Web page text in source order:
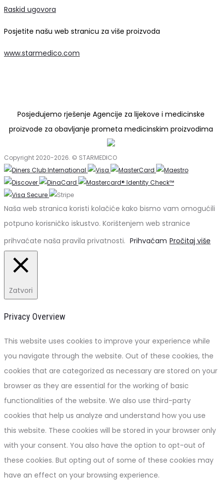
Raskid ugovora
Posjetite našu web stranicu za više proizvoda
www.starmedico.com
Posjedujemo rješenje Agencije za lijekove i medicinske
proizvode za obavljanje prometa medicinskim proizvodima
Copyright 2020-2026. © STARMEDICO
Naša web stranica koristi kolačiće kako bismo vam omogućili
potpuno korisničko iskustvo. Korištenjem web stranice
prihvaćate naša pravila privatnosti. Prihvaćam Pročitaj više
Zatvori
Privacy Overview
This website uses cookies to improve your experience while
you navigate through the website. Out of these cookies, the
cookies that are categorized as necessary are stored on your
browser as they are essential for the working of basic
functionalities of the website. We also use third-party
cookies that help us analyze and understand how you use
this website. These cookies will be stored in your browser only
with your consent. You also have the option to opt-out of
these cookies. But opting out of some of these cookies may
have an effect on your browsing experience.